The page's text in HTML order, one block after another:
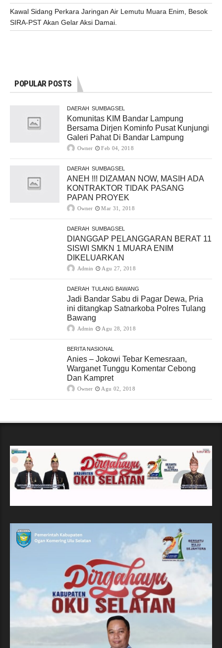
Kawal Sidang Perkara Jaringan Air Lemutu Muara Enim, Besok
SIRA-PST Akan Gelar Aksi Damai.
POPULAR POSTS
DAERAH SUMBAGSEL
Komunitas KIM Bandar Lampung
Bersama Dirjen Kominfo Pusat Kunjungi
Galeri Pahat Di Bandar Lampung
Owner Feb 04, 2018
DAERAH SUMBAGSEL
ANEH !!! DIZAMAN NOW, MASIH ADA
KONTRAKTOR TIDAK PASANG
PAPAN PROYEK
Owner Mar 31, 2018
DAERAH SUMBAGSEL
DIANGGAP PELANGGARAN BERAT 11
SISWI SMKN 1 MUARA ENIM
DIKELUARKAN
Admin Agu 27, 2018
DAERAH TULANG BAWANG
Jadi Bandar Sabu di Pagar Dewa, Pria
ini ditangkap Satnarkoba Polres Tulang
Bawang
Admin Agu 28, 2018
BERITA NASIONAL
Anies – Jokowi Tebar Kemesraan,
Warganet Tunggu Komentar Cebong
Dan Kampret
Owner Agu 02, 2018